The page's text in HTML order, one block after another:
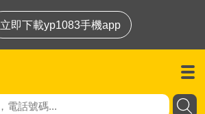
立即下載yp1083手機app